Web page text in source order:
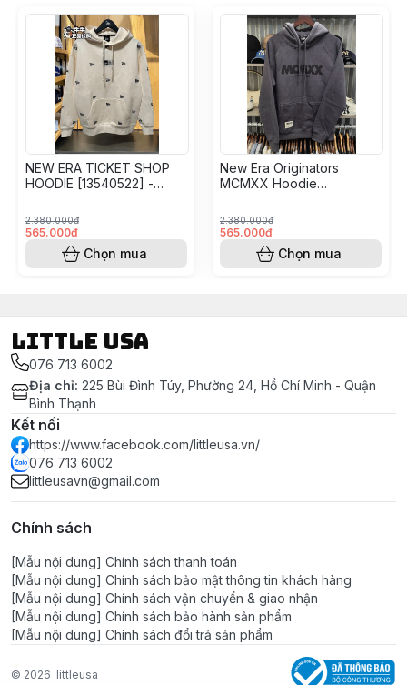
NEW ERA TICKET SHOP
HOODIE [13540522] -
2.380.000đ
565.000đ
Chọn mua
New Era Originators
MCMXX Hoodie
2.380.000đ
565.000đ
Chọn mua
LITTLE USA
076 713 6002
Địa chỉ: 225 Bùi Đình Túy, Phường 24, Hồ Chí Minh - Quận
Bình Thạnh
Kết nối
https://www.facebook.com/littleusa.vn/
076 713 6002
littleusavn@gmail.com
Chính sách
[Mẫu nội dung] Chính sách thanh toán
[Mẫu nội dung] Chính sách bảo mật thông tin khách hàng
[Mẫu nội dung] Chính sách vận chuyển & giao nhận
[Mẫu nội dung] Chính sách bảo hành sản phẩm
[Mẫu nội dung] Chính sách đổi trả sản phẩm
© 2026 littleusa